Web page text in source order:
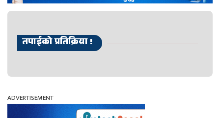
तपाईको प्रतिक्रिया !
ADVERTISEMENT